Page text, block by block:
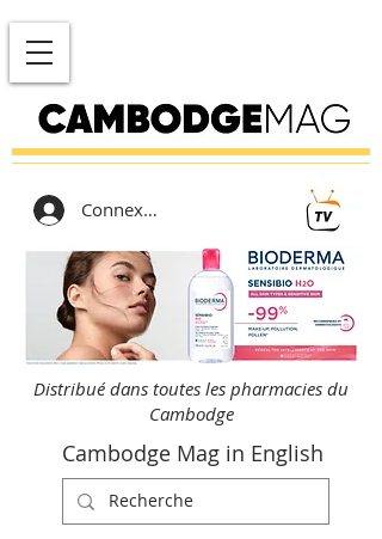
Connexion
Distribué dans toutes les pharmacies du
Cambodge
Cambodge Mag in English